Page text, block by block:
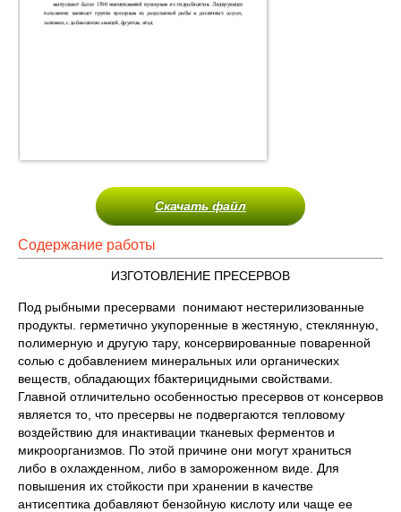
Скачать файл
Содержание работы
ИЗГОТОВЛЕНИЕ ПРЕСЕРВОВ
Под рыбными пресервами понимают нестерилизованные
продукты. герметично укупоренные в жестяную, стеклянную,
полимерную и другую тару, консервированные поваренной
солью с добавлением минеральных или органических
веществ, обладающих fбактерицидными свойствами.
Главной отличительно особенностью пресервов от консервов
является то, что пресервы не подвергаются тепловому
воздействию для инактивации тканевых ферментов и
микроорганизмов. По этой причине они могут храниться
либо в охлажденном, либо в замороженном виде. Для
повышения их стойкости при хранении в качестве
антисептика добавляют бензойную кислоту или чаще ее